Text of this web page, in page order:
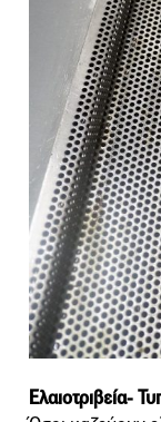
Ελαιοτριβεία-